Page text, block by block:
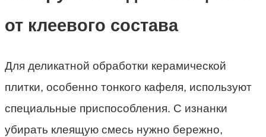
от клеевого состава
Для деликатной обработки керамической
плитки, особенно тонкого кафеля, используют
специальные приспособления. С изнанки
убирать клеящую смесь нужно бережно,